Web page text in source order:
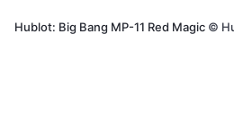
Hublot: Big Bang MP-11 Red Magic ©